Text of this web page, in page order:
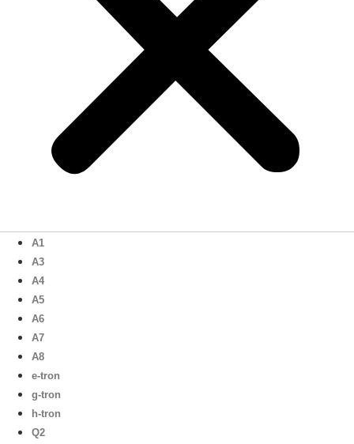
A1
A3
A4
A5
A6
A7
A8
e-tron
g-tron
h-tron
Q2